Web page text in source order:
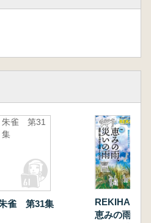
朱雀 第31
集
雀 第31集
恵みの雨、